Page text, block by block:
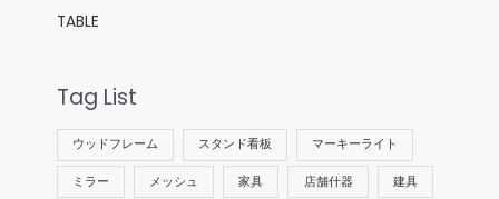
TABLE
Tag List
ウッドフレーム スタンド看板 マーキーライト
ミラー メッシュ 家具 店舗什器 建具